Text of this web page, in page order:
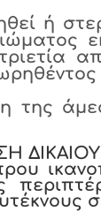
ή
της